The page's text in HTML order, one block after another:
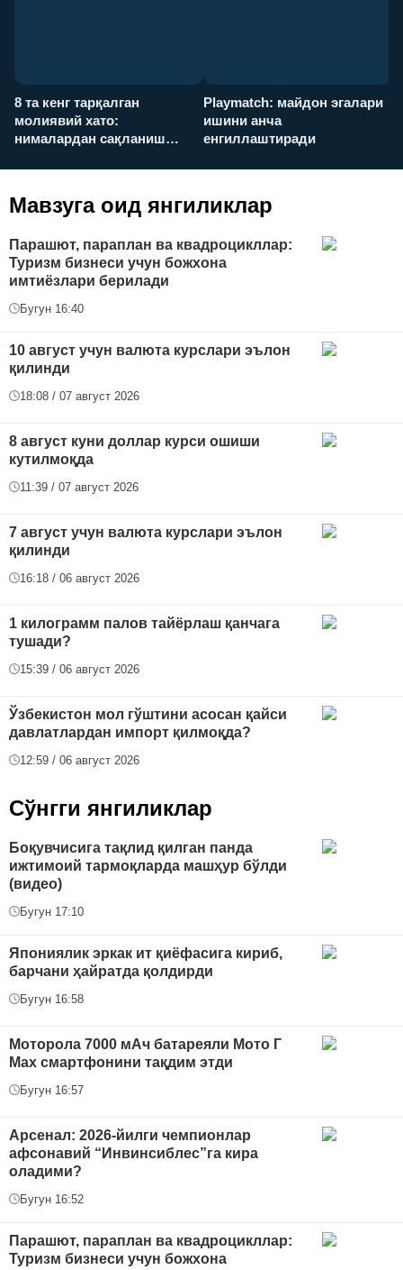
8 та кенг тарқалган
молиявий хато:
нималардан сақланиш
Playmatch: майдон эгалари
ишини анча
енгиллаштиради
Мавзуга оид янгиликлар
Парашют, параплан ва квадроцикллар:
Туризм бизнеси учун божхона
имтиёзлари берилади
Бугун 16:40
10 август учун валюта курслари эълон
қилинди
18:08 / 07 август 2026
8 август куни доллар курси ошиши
кутилмоқда
11:39 / 07 август 2026
7 август учун валюта курслари эълон
қилинди
16:18 / 06 август 2026
1 килограмм палов тайёрлаш қанчага
тушади?
15:39 / 06 август 2026
Ўзбекистон мол гўштини асосан қайси
давлатлардан импорт қилмоқда?
12:59 / 06 август 2026
Сўнгги янгиликлар
Боқувчисига тақлид қилган панда
ижтимоий тармоқларда машҳур бўлди
(видео)
Бугун 17:10
Япониялик эркак ит қиёфасига кириб,
барчани ҳайратда қолдирди
Бугун 16:58
Моторола 7000 мАч батареяли Мото Г
Max смартфонини тақдим этди
Бугун 16:57
Арсенал: 2026-йилги чемпионлар
афсонавий “Инвинсиблес”га кира
оладими?
Бугун 16:52
Парашют, параплан ва квадроцикллар:
Туризм бизнеси учун божхона